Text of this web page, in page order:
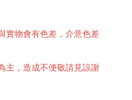
實物會有色差，介意色差
主，造成不便敬請見諒謝